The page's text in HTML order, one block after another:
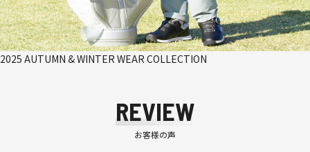
2025 AUTUMN & WINTER WEAR COLLECTION
REVIEW
お客様の声